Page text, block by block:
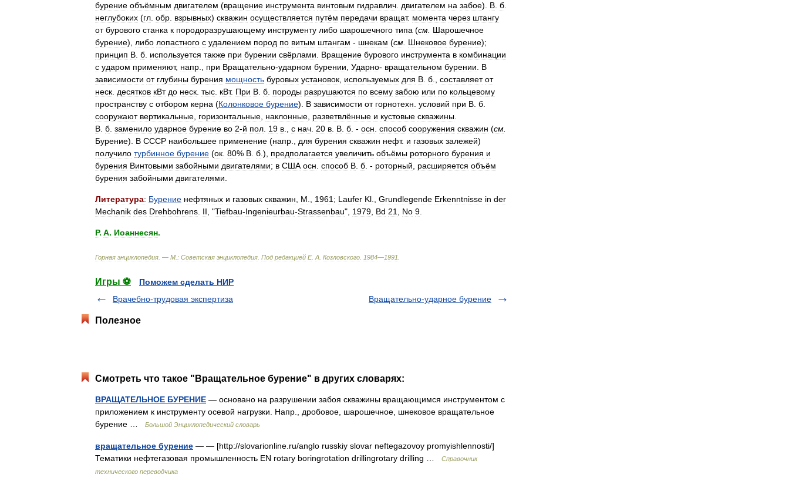
бурение объёмным двигателем (вращение инструмента винтовым гидравлич двигателем на забое). B б
неглубоких (гл обр взрывных) скважин осуществляется путём передачи вращат. момента через штангу
от бурового станка к породоразрушающему инструменту либо шарошечного типа (см Шарошечное
бурение), либо лопастного c удалением пород по витым штангам - шнекам (см Шнековое бурение);
принцип B б используется также при бурении свёрлами Вращение бурового инструмента в комбинации
c ударом применяют, напр при Вращательно-ударном бурении Ударно- вращательном бурении
B
зависимости от глубины бурения мощность буровых установок используемых для B б составляет от
неск десятков кВт до неск тыс кВт. При B б породы разрушаются по всему забою или по кольцевому
пространству c отбором керна (Колонковое бурение). B зависимости от горнотехн условий при B б
сооружают вертикальные горизонтальные наклонные разветвлённые и кустовые скважины
B б заменило ударное бурение во 2-й пол 19 в c нач 20 в B б . - осн способ сооружения скважин (см
Бурение). B CCCP наибольшее применение (напр для бурения скважин нефт. и газовых залежей)
получило турбинное бурение (ок 80% B б .), предполагается увеличить объёмы роторного бурения и
бурения Винтовыми забойными двигателями; в США осн способ B б . - роторный расширяется объём
бурения забойными двигателями
Литература: Бурение нефтяных и газовых скважин M 1961 ; Laufer Kl Grundlegende Erkenntnisse in der
Mechanik des Drehbohrens II , "Tiefbau-Ingenieurbau-Strassenbau", 1979 Bd 21 No 9
P. A. Иоаннесян.
Горная энциклопедия . — М : Советская энциклопедия Под редакцией Е. А Козловского 1984—1991
Игры ⚽
Поможем сделать НИР
Врачебно-трудовая экспертиза
Вращательно-ударное бурение
Полезное
Смотреть что такое "Вращательное бурение" в других словарях:
ВРАЩАТЕЛЬНОЕ БУРЕНИЕ — основано на разрушении забоя скважины вращающимся инструментом с
приложением к инструменту осевой нагрузки. Напр., дробовое, шарошечное, шнековое вращательное
бурение …
Большой Энциклопедический словарь
вращательное бурение — — [http://slovarionline.ru/anglo russkiy slovar neftegazovoy promyishlennosti/]
Тематики нефтегазовая промышленность EN rotary boringrotation drillingrotary drilling …
Справочник
технического переводчика